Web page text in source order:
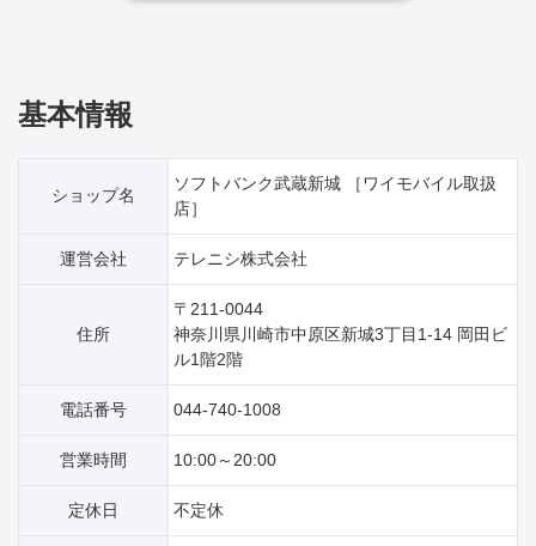
基本情報
ショップ名
ソフトバンク武蔵新城 ［ワイモバイル取扱
店］
運営会社 テレニシ株式会社
住所
〒211-0044
神奈川県川崎市中原区新城3丁目1‐14 岡田ビ
ル1階2階
電話番号 044-740-1008
営業時間 10:00～20:00
定休日 不定休